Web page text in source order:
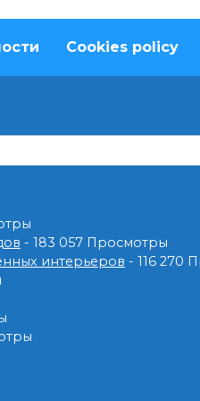
Cookies policy
- 183 057 Просмотры
интерьеров - 116 270